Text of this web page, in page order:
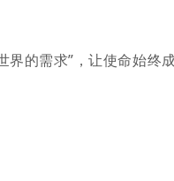
的需求”，让使命始终